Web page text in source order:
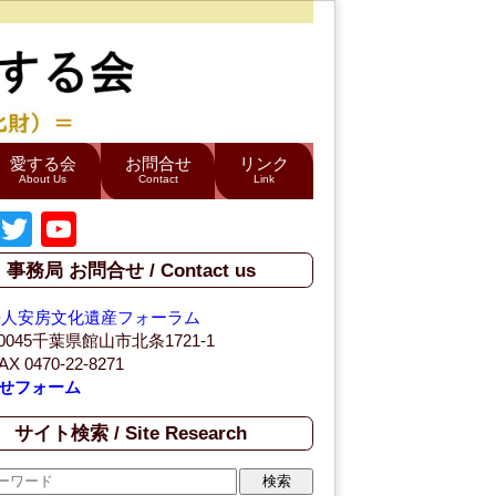
愛する会
About Us
お問合せ
Contact
リンク
Link
F
T
wi
tt
er
o
u
T
u
b
e
C
事務局 お問合せ / Contact us
安房文化遺産フォーラム
千葉県館山市北条1721-1
0470-22-8271
フォーム
サイト検索 / Site Research